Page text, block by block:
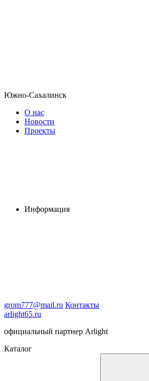
Южно-Сахалинск
О нас
Новости
Проекты
Информация
grom777@mail.ru Контакты
arlight65.ru
официальный партнер Arlight
Каталог